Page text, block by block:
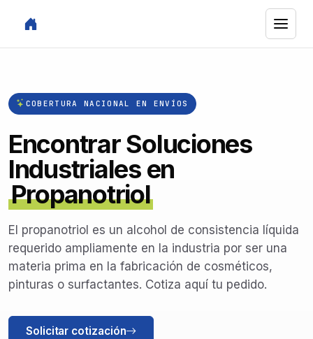
COBERTURA NACIONAL EN ENVÍOS
Encontrar Soluciones
Industriales en
Propanotriol
El propanotriol es un alcohol de consistencia líquida
requerido ampliamente en la industria por ser una
materia prima en la fabricación de cosméticos,
pinturas o surfactantes. Cotiza aquí tu pedido.
Solicitar cotización